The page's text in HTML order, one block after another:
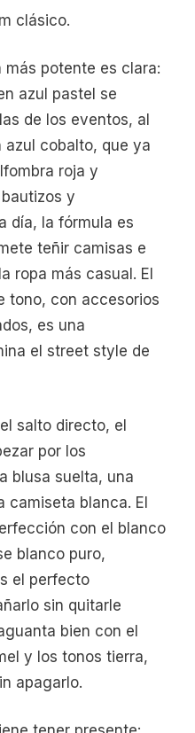
clásico.
más potente es clara:
azul pastel se
de los eventos, al
azul cobalto, que ya
roja y
y
día, la fórmula es
teñir camisas e
ropa más casual. El
tono, con accesorios
es una
el street style de
salto directo, el
por los
blusa suelta, una
camiseta blanca. El
con el blanco
blanco puro,
el perfecto
sin quitarle
bien con el
y los tonos tierra,
apagarlo.